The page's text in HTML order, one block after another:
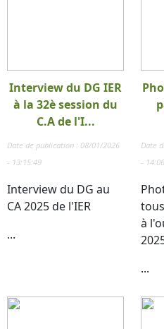
Interview du DG IER
à la 32è session du
C.A de l'I...
Date de publication : 08/01/2026
- 13:15:49
Interview du DG au
CA 2025 de l'IER
...
Date
-
à
...